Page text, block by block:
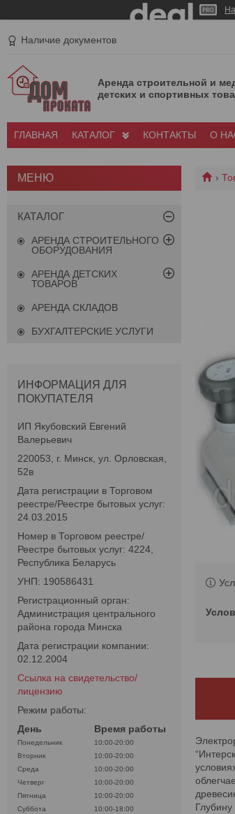
Наличие документов
Аренда строительной и
детских и спортивных
ГЛАВНАЯ КАТАЛОГ КОНТАКТЫ О
КАТАЛОГ
АРЕНДА СТРОИТЕЛЬНОГО
ОБОРУДОВАНИЯ
АРЕНДА ДЕТСКИХ
ТОВАРОВ
АРЕНДА СКЛАДОВ
БУХГАЛТЕРСКИЕ УСЛУГИ
ИНФОРМАЦИЯ ДЛЯ
ПОКУПАТЕЛЯ
ИП Якубовский Евгений
Валерьевич
220053, г. Минск, ул. Орловская,
52в
Дата регистрации в Торговом
реестре/Реестре бытовых услуг:
24.03.2015
Номер в Торговом реестре/
Реестре бытовых услуг: 4224,
Республика Беларусь
УНП: 190586431
Регистрационный орган:
Администрация центрального
района города Минска
Дата регистрации компании:
02.12.2004
Ссылка на свидетельство/
лицензию
Режим работы:
День
Время работы
Понедельник
10:00-20:00
Вторник
10:00-20:00
Среда
10:00-20:00
Четверг
10:00-20:00
Пятница
10:00-20:00
Суббота
10:00-18:00